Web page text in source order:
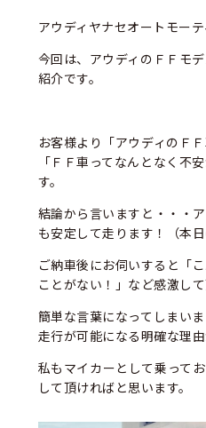
アウディヤナセオートモーテ
今回は、アウディのＦＦモ
紹介です。
お客様より「アウディのＦ
「ＦＦ車ってなんとなく不
す。
結論から言いますと・・・
も安定して走ります！（本
ご納車後にお伺いすると「
ことがない！」など感激し
簡単な言葉になってしまい
走行が可能になる明確な理由
私もマイカーとして乗って
して頂ければと思います。